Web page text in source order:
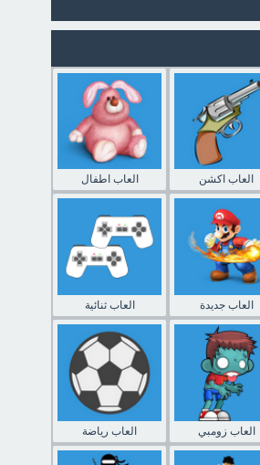
العاب اطفال العاب اكشن
العاب ثنائية العاب جديدة
العاب رياضة العاب زومبي